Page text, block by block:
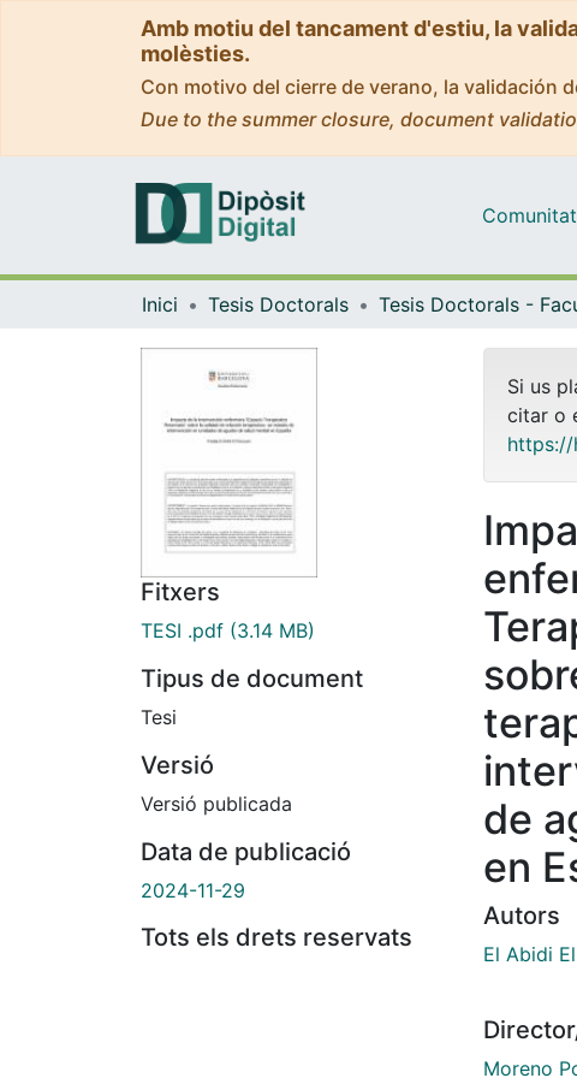
Amb motiu del tancament d'estiu, la
molèsties.
Con motivo del cierre de verano, la validación
Due to the summer closure, document
Inici Tesis Doctorals
Fitxers
TESI .pdf (3.14 MB)
Tipus de document
Tesi
Versió
Versió publicada
Data de publicació
2024-11-29
Tots els drets reservats
Si us
citar o
https://
de
en
Autors
El Abidi
Moreno